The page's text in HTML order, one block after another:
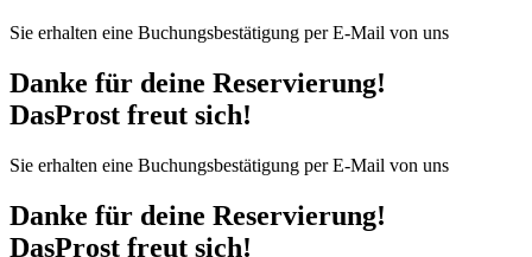
Sie erhalten eine Buchungsbestätigung per E-Mail von uns
Danke für deine Reservierung!
DasProst freut sich!
Sie erhalten eine Buchungsbestätigung per E-Mail von uns
Danke für deine Reservierung!
DasProst freut sich!